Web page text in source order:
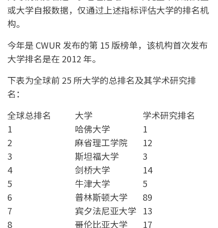
或大学自报数据，仅通过上述指标评估大学的排名机
构。
今年是 CWUR 发布的第 15 版榜单，该机构首次发布
大学排名是在 2012 年。
下表为全球前 25 所大学的总排名及其学术研究排
名：
全球总排名
大学
学术研究排名
1
哈佛大学
1
2
麻省理工学院
12
3
斯坦福大学
3
4
剑桥大学
14
5
牛津大学
5
6
普林斯顿大学
89
7
宾夕法尼亚大学 13
8
哥伦比亚大学
17